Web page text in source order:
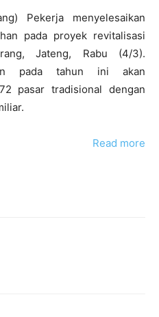
Pekerja menyelesaikan
pada proyek revitalisasi
Jateng, Rabu (4/3).
pada tahun ini akan
pasar tradisional dengan
Read more